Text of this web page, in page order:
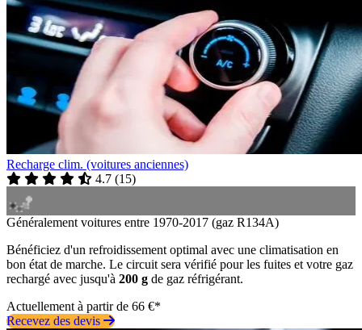
Recharge clim. (voitures anciennes)
4.7 (15)
Généralement voitures entre 1970-2017 (gaz R134A)
Bénéficiez d'un refroidissement optimal avec une climatisation en
bon état de marche. Le circuit sera vérifié pour les fuites et votre gaz
rechargé avec jusqu'à 200 g de gaz réfrigérant.
Actuellement à partir de 66 €*
Recevez des devis